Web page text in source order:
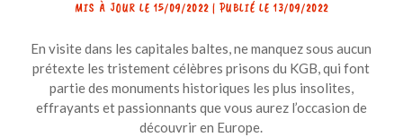
MIS À JOUR LE 15/09/2022 | PUBLIÉ LE 13/09/2022
En visite dans les capitales baltes, ne manquez sous aucun
prétexte les tristement célèbres prisons du KGB, qui font
partie des monuments historiques les plus insolites,
effrayants et passionnants que vous aurez l’occasion de
découvrir en Europe.